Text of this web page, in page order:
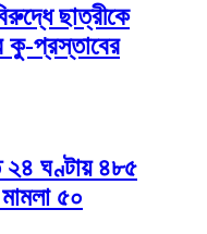
ছাত্রীকে
কু-প্রস্তাবের
২৪ ঘণ্টায় ৪৮৫
৫০